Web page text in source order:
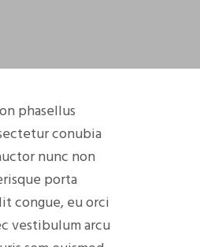
phasellus
conubia
nunc non
porta
congue, eu orci
vestibulum arcu